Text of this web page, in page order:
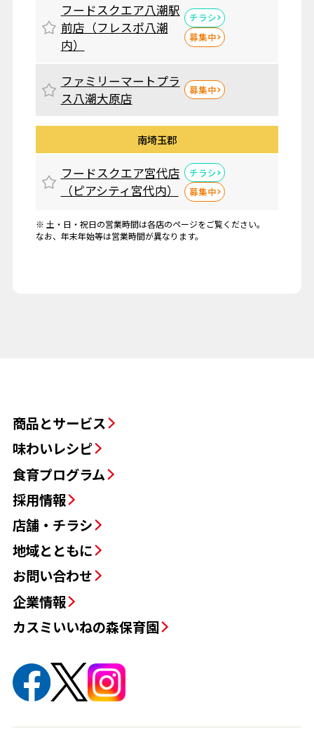
フードスクエア八潮駅
前店（フレスポ八潮
内）
チラシ
募集中
ファミリーマートプラ
ス八潮大原店
募集中
南埼玉郡
フードスクエア宮代店
（ピアシティ宮代内）
チラシ
募集中
※ 土・日・祝日の営業時間は各店のページをご覧ください。
なお、年末年始等は営業時間が異なります。
商品とサービス
味わいレシピ
食育プログラム
採用情報
店舗・チラシ
地域とともに
お問い合わせ
企業情報
カスミいいねの森保育園